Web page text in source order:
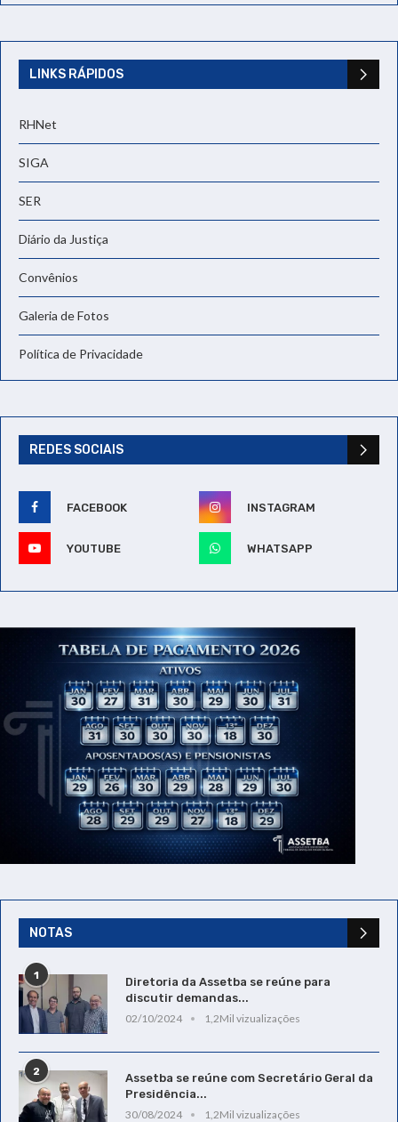
LINKS RÁPIDOS
RHNet
SIGA
SER
Diário da Justiça
Convênios
Galeria de Fotos
Política de Privacidade
REDES SOCIAIS
FACEBOOK INSTAGRAM
YOUTUBE WHATSAPP
NOTAS
1
Diretoria da Assetba se reúne para
discutir demandas...
02/10/2024
1,2Mil vizualizações
2
Assetba se reúne com Secretário Geral da
Presidência...
30/08/2024
1,2Mil vizualizações